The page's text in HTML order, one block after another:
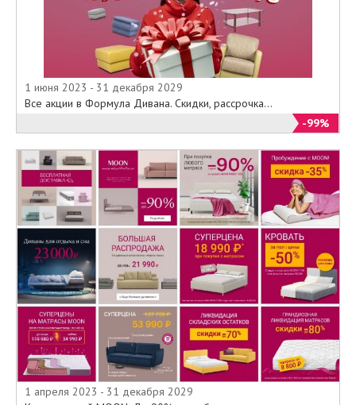
1 июня 2023 - 31 декабря 2029
Все акции в Формула Дивана. Скидки, рассрочка...
-99%
1 апреля 2023 - 31 декабря 2029